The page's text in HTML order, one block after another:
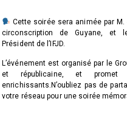
Cette soirée sera animée par
circonscription de Guyane, et
Président de l’IFJD.
L’événement est organisé par le
et républicaine, et
enrichissants.N’oubliez pas de
votre réseau pour une soirée